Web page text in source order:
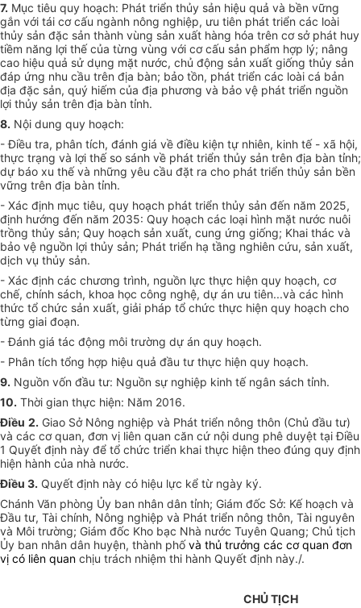
7. Mục tiêu quy hoạch: Phát triển thủy sản hiệu quả và bền vững
gắn với tái cơ cấu ngành nông nghiệp, ưu tiên phát triển các loài
thủy sản đặc sản thành vùng sản xuất hàng hóa trên cơ sở phát huy
tiềm năng lợi thế của từng vùng với cơ cấu sản phẩm hợp lý; nâng
cao hiệu quả sử dụng mặt nước, chủ động sản xuất giống thủy sản
đáp ứng nhu cầu trên địa bàn; bảo tồn, phát triển các loài cá bản
địa đặc sản, quý hiếm của địa phương và bảo vệ phát triển nguồn
lợi thủy sản trên địa bàn tỉnh.
8. Nội dung quy hoạch:
- Điều tra, phân tích, đánh giá về điều kiện tự nhiên, kinh tế - xã hội,
thực trạng và lợi thế so sánh về phát triển thủy sản trên địa bàn tỉnh;
dự báo xu thế và những yêu cầu đặt ra cho phát triển thủy sản bền
vững trên địa bàn tỉnh.
- Xác định mục tiêu, quy hoạch phát triển thủy sản đến năm 2025,
định hướng đến năm 2035: Quy hoạch các loại hình mặt nước nuôi
trồng thủy sản; Quy hoạch sản xuất, cung ứng giống; Khai thác và
bảo vệ nguồn lợi thủy sản; Phát triển hạ tầng nghiên cứu, sản xuất,
dịch vụ thủy sản.
- Xác định các chương trình, nguồn lực thực hiện quy hoạch, cơ
chế, chính sách, khoa học công nghệ, dự án ưu tiên...và các hình
thức tổ chức sản xuất, giải pháp tổ chức thực hiện quy hoạch cho
từng giai đoạn.
- Đánh giá tác động môi trường dự án quy hoạch.
- Phân tích tổng hợp hiệu quả đầu tư thực hiện quy hoạch.
9. Nguồn vốn đầu tư: Nguồn sự nghiệp kinh tế ngân sách tỉnh.
10. Thời gian thực hiện: Năm 2016.
Điều 2. Giao Sở Nông nghiệp và Phát triển nông thôn (Chủ đầu tư)
và các cơ quan, đơn vị liên quan căn cứ nội dung phê duyệt tại Điều
1 Quyết định này để tổ chức triển khai thực hiện theo đúng quy định
hiện hành của nhà nước.
Điều 3. Quyết định này có hiệu lực kể từ ngày ký.
Chánh Văn phòng Ủy ban nhân dân tỉnh; Giám đốc Sở: Kế hoạch và
Đầu tư, Tài chính, Nông nghiệp và Phát triển nông thôn, Tài nguyên
và Môi trường; Giám đốc Kho bạc Nhà nước Tuyên Quang; Chủ tịch
Ủy ban nhân dân huyện, thành phốvà thủ trưởng các cơ quan đơn
vị có liên quan chịu trách nhiệm thi hành Quyết định này./.
CHỦ TỊCH